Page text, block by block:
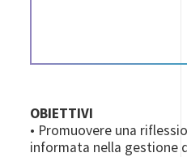
OBIETTIVI
• Promuovere una
informata nella gestione